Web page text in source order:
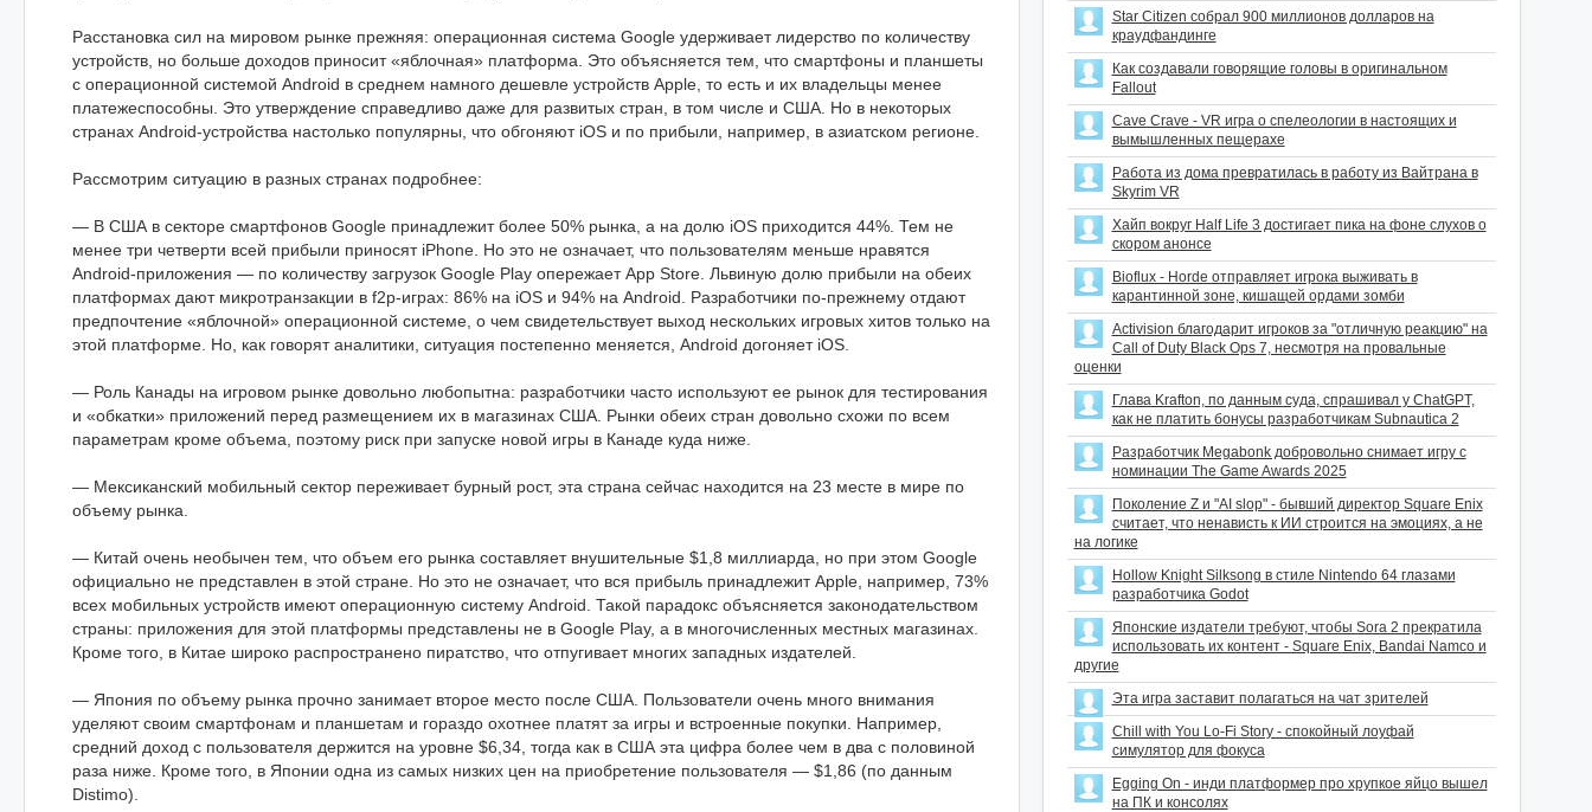
Расстановка сил на мировом рынке прежняя: операционная система Google удерживает лидерство по количеству
устройств, но больше доходов приносит «яблочная» платформа. Это объясняется тем, что смартфоны и планшеты
с операционной системой Android в среднем намного дешевле устройств Apple, то есть и их владельцы менее
платежеспособны. Это утверждение справедливо даже для развитых стран, в том числе и США. Но в некоторых
странах Android-устройства настолько популярны, что обгоняют iOS и по прибыли, например, в азиатском регионе.
Рассмотрим ситуацию в разных странах подробнее:
— В США в секторе смартфонов Google принадлежит более 50% рынка, а на долю iOS приходится 44%. Тем не
менее три четверти всей прибыли приносят iPhone. Но это не означает, что пользователям меньше нравятся
Android-приложения — по количеству загрузок Google Play опережает App Store. Львиную долю прибыли на обеих
платформах дают микротранзакции в f2p-играх: 86% на iOS и 94% на Android. Разработчики по-прежнему отдают
предпочтение «яблочной» операционной системе, о чем свидетельствует выход нескольких игровых хитов только на
этой платформе. Но, как говорят аналитики, ситуация постепенно меняется, Android догоняет iOS.
— Роль Канады на игровом рынке довольно любопытна: разработчики часто используют ее рынок для тестирования
и «обкатки» приложений перед размещением их в магазинах США. Рынки обеих стран довольно схожи по всем
параметрам кроме объема, поэтому риск при запуске новой игры в Канаде куда ниже.
— Мексиканский мобильный сектор переживает бурный рост, эта страна сейчас находится на 23 месте в мире по
объему рынка.
— Китай очень необычен тем, что объем его рынка составляет внушительные $1,8 миллиарда, но при этом Google
официально не представлен в этой стране. Но это не означает, что вся прибыль принадлежит Apple, например, 73%
всех мобильных устройств имеют операционную систему Android. Такой парадокс объясняется законодательством
страны: приложения для этой платформы представлены не в Google Play, а в многочисленных местных магазинах.
Кроме того, в Китае широко распространено пиратство, что отпугивает многих западных издателей.
— Япония по объему рынка прочно занимает второе место после США. Пользователи очень много внимания
уделяют своим смартфонам и планшетам и гораздо охотнее платят за игры и встроенные покупки. Например,
средний доход с пользователя держится на уровне $6,34, тогда как в США эта цифра более чем в два с половиной
раза ниже. Кроме того, в Японии одна из самых низких цен на приобретение пользователя — $1,86 (по данным
Distimo).
Star Citizen собрал 900 миллионов долларов на
краудфандинге
Как создавали говорящие головы в оригинальном
Fallout
Cave Crave - VR игра о спелеологии в настоящих и
вымышленных пещерахе
Работа из дома превратилась в работу из Вайтрана в
Skyrim VR
Хайп вокруг Half Life 3 достигает пика на фоне слухов о
скором анонсе
Bioflux - Horde отправляет игрока выживать в
карантинной зоне, кишащей ордами зомби
Activision благодарит игроков за "отличную реакцию" на
Call of Duty Black Ops 7, несмотря на провальные
оценки
Глава Krafton, по данным суда, спрашивал у ChatGPT,
как не платить бонусы разработчикам Subnautica 2
Разработчик Megabonk добровольно снимает игру с
номинации The Game Awards 2025
Поколение Z и "AI slop" - бывший директор Square Enix
считает, что ненависть к ИИ строится на эмоциях, а не
на логике
Hollow Knight Silksong в стиле Nintendo 64 глазами
разработчика Godot
Японские издатели требуют, чтобы Sora 2 прекратила
использовать их контент - Square Enix, Bandai Namco и
другие
Эта игра заставит полагаться на чат зрителей
Chill with You Lo-Fi Story - спокойный лоуфай
симулятор для фокуса
Egging On - инди платформер про хрупкое яйцо вышел
на ПК и консолях